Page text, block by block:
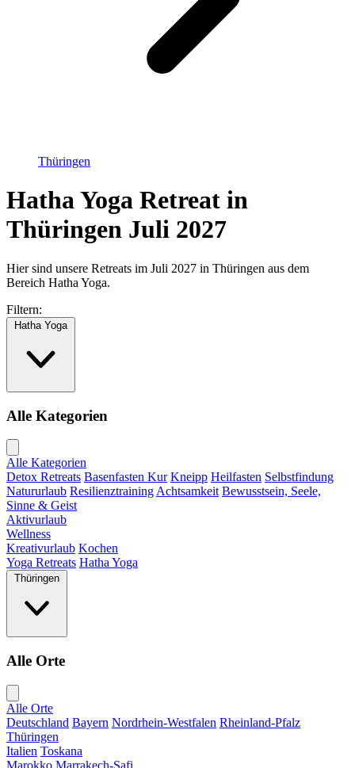
Thüringen
Hatha Yoga Retreat in
Thüringen Juli 2027
Hier sind unsere Retreats im Juli 2027 in Thüringen aus dem
Bereich Hatha Yoga.
Filtern:
Hatha Yoga
Alle Kategorien
Alle Kategorien
Detox Retreats Basenfasten Kur Kneipp Heilfasten Selbstfindung
Natururlaub Resilienztraining Achtsamkeit Bewusstsein, Seele,
Sinne & Geist
Aktivurlaub
Wellness
Kreativurlaub Kochen
Yoga Retreats Hatha Yoga
Thüringen
Alle Orte
Alle Orte
Deutschland Bayern Nordrhein-Westfalen Rheinland-Pfalz
Thüringen
Italien Toskana
Marokko Marrakech-Safi